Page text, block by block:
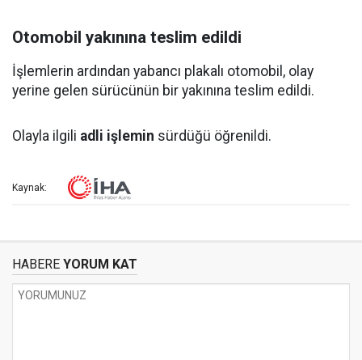
Otomobil yakınına teslim edildi
İşlemlerin ardından yabancı plakalı otomobil, olay
yerine gelen sürücünün bir yakınına teslim edildi.
Olayla ilgili adli işlemin sürdüğü öğrenildi.
Kaynak:
HABERE YORUM KAT